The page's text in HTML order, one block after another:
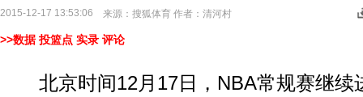
2015-12-17 13:53:06 来源： 搜狐体育 作者：清河村
>>数据 投篮点 实录 评论
北京时间12月17日，NBA常规赛继续